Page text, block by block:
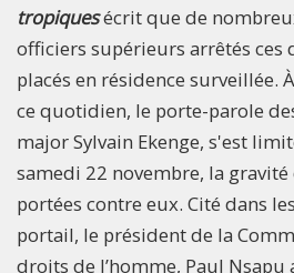
tropiquesécrit que de
officiers supérieurs arrêtés ces
placés en résidence surveillée.
ce quotidien, le porte-parole
major Sylvain Ekenge, s'est
samedi 22 novembre, la gravité
portées contre eux. Cité dans
portail, le président de la
droits de l’homme, Paul Nsapu